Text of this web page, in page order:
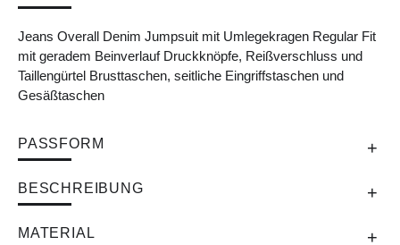
Jeans Overall Denim Jumpsuit mit Umlegekragen Regular Fit
mit geradem Beinverlauf Druckknöpfe, Reißverschluss und
Taillengürtel Brusttaschen, seitliche Eingriffstaschen und
Gesäßtaschen
PASSFORM
BESCHREIBUNG
MATERIAL